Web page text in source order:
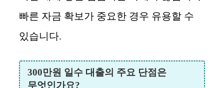
빠른 자금 확보가 중요한 경우 유용할 수
있습니다.
300만원 일수 대출의 주요 단점은
무엇인가요?